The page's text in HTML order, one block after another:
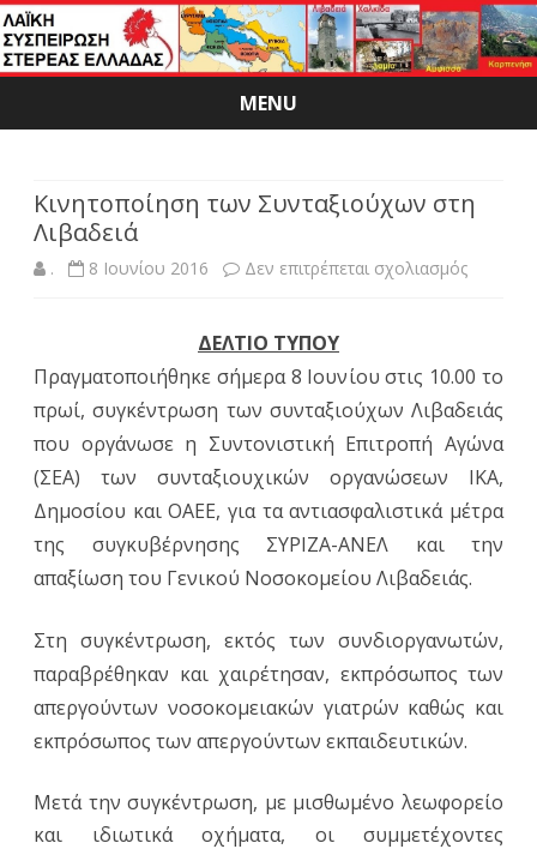
MENU
Skip
Κινητοποίηση των Συνταξιούχων στη
Λιβαδειά
. 8 Ιουνίου 2016 Δεν επιτρέπεται σχολιασμόςστο
στη
Λιβαδειά
ΔΕΛΤΙΟ ΤΥΠΟΥ
Πραγματοποιήθηκε σήμερα 8 Ιουνίου στις 10.00 το
πρωί, συγκέντρωση των συνταξιούχων Λιβαδειάς
που οργάνωσε η Συντονιστική Επιτροπή Αγώνα
(ΣΕΑ) των συνταξιουχικών οργανώσεων ΙΚΑ,
Δημοσίου και ΟΑΕΕ, για τα αντιασφαλιστικά μέτρα
της συγκυβέρνησης ΣΥΡΙΖΑ-ΑΝΕΛ και την
απαξίωση του Γενικού Νοσοκομείου Λιβαδειάς.
Στη συγκέντρωση, εκτός των συνδιοργανωτών,
παραβρέθηκαν και χαιρέτησαν, εκπρόσωπος των
απεργούντων νοσοκομειακών γιατρών καθώς και
εκπρόσωπος των απεργούντων εκπαιδευτικών.
Μετά την συγκέντρωση, με μισθωμένο λεωφορείο
και ιδιωτικά οχήματα, οι συμμετέχοντες